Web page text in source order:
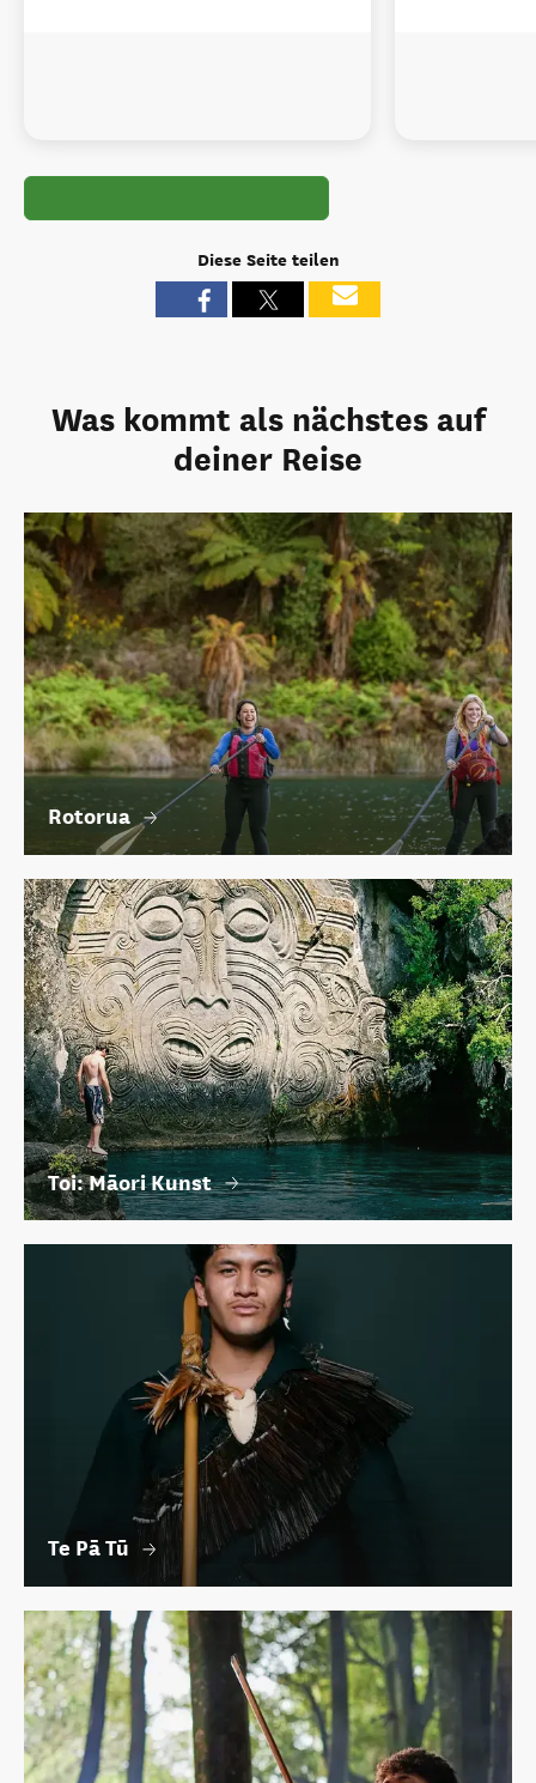
Diese Seite teilen
Was kommt als nächstes auf
deiner Reise
Rotorua
Toi: Māori Kunst
Te Pā Tū